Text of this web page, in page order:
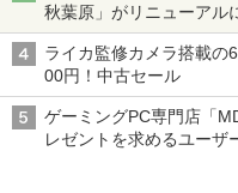
秋葉原」がリニューアル
リが100円で販売など～
ライカ監修カメラ搭載の
00円！中古セール
ゲーミングPC専門店「
レゼントを求めるユーザ